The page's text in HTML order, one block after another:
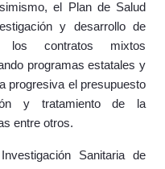
el Plan de Salud
y desarrollo de
los contratos mixtos
programas estatales y
progresiva el presupuesto
y tratamiento de la
entre otros.
Sanitaria de